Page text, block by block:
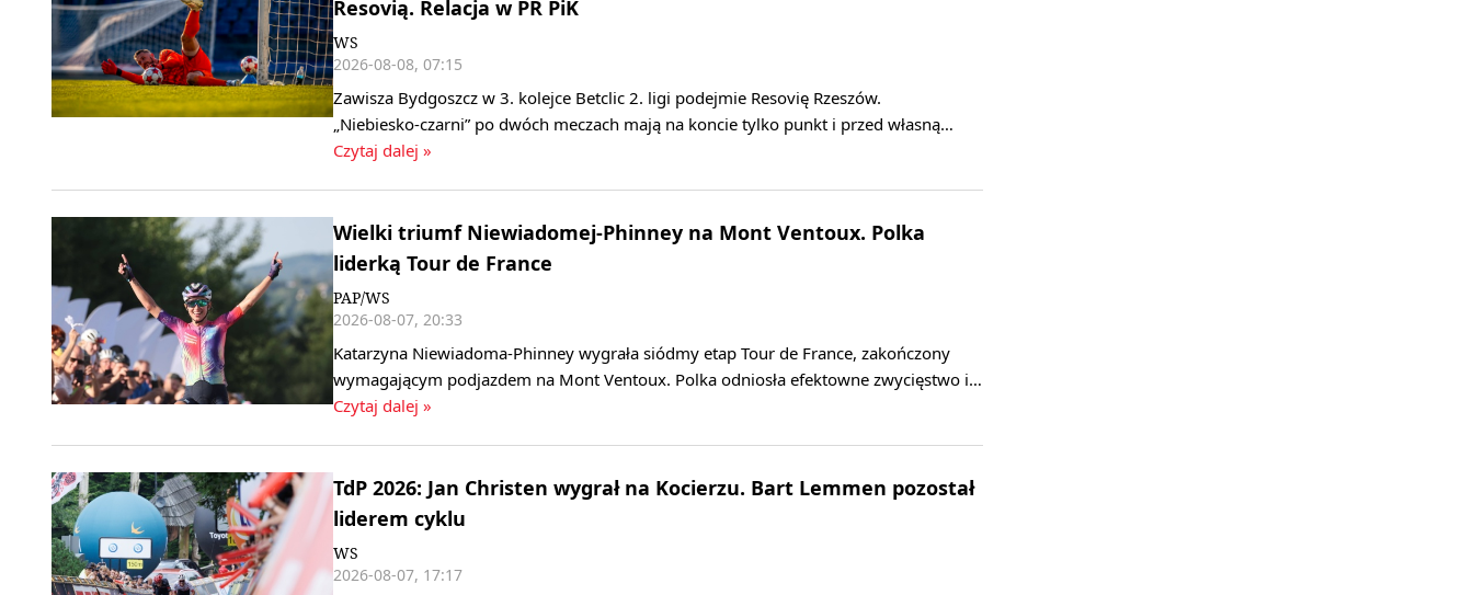
Resovią. Relacja w PR PiK
WS
2026-08-08, 07:15
Zawisza Bydgoszcz w 3. kolejce Betclic 2. ligi podejmie Resovię Rzeszów.
„Niebiesko‑czarni” po dwóch meczach mają na koncie tylko punkt i przed własną…
Czytaj dalej »
Wielki triumf Niewiadomej-Phinney na Mont Ventoux. Polka
liderką Tour de France
PAP/WS
2026-08-07, 20:33
Katarzyna Niewiadoma-Phinney wygrała siódmy etap Tour de France, zakończony
wymagającym podjazdem na Mont Ventoux. Polka odniosła efektowne zwycięstwo i…
Czytaj dalej »
TdP 2026: Jan Christen wygrał na Kocierzu. Bart Lemmen pozostał
liderem cyklu
WS
2026-08-07, 17:17